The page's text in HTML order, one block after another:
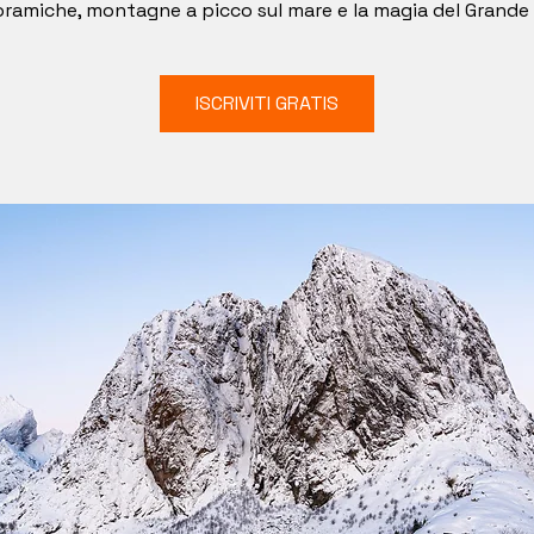
montagne a picco sul mare e la magia del Grande
ISCRIVITI GRATIS